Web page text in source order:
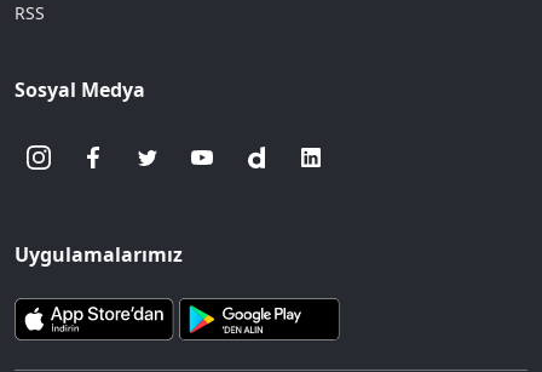
RSS
Sosyal Medya
Uygulamalarımız